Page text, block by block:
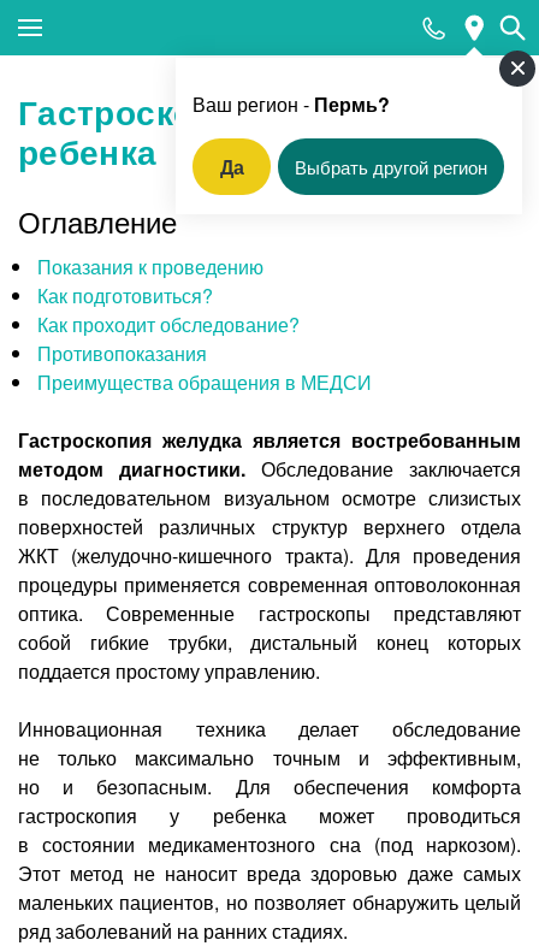
Ваш регион - Пермь?
Да Выбрать другой регион
Популярные запросы
МРТ
КТ
Прием гинеколога
Удаление родинок и папиллом
Приём врача-стоматолога
Лазерная коррекция зрения
Гастроскопия желудка у
ребенка
Оглавление
Показания к проведению
Как подготовиться?
Как проходит обследование?
Противопоказания
Преимущества обращения в МЕДСИ
Гастроскопия желудка является востребованным
методом диагностики. Обследование заключается
в последовательном визуальном осмотре слизистых
поверхностей различных структур верхнего отдела
ЖКТ (желудочно-кишечного тракта). Для проведения
процедуры применяется современная оптоволоконная
оптика. Современные гастроскопы представляют
собой гибкие трубки, дистальный конец которых
поддается простому управлению.
Инновационная техника делает обследование
не только максимально точным и эффективным,
но и безопасным. Для обеспечения комфорта
гастроскопия у ребенка может проводиться
в состоянии медикаментозного сна (под наркозом).
Этот метод не наносит вреда здоровью даже самых
маленьких пациентов, но позволяет обнаружить целый
ряд заболеваний на ранних стадиях.